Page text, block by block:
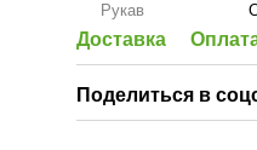
Рукав
Доставка
Поделиться в